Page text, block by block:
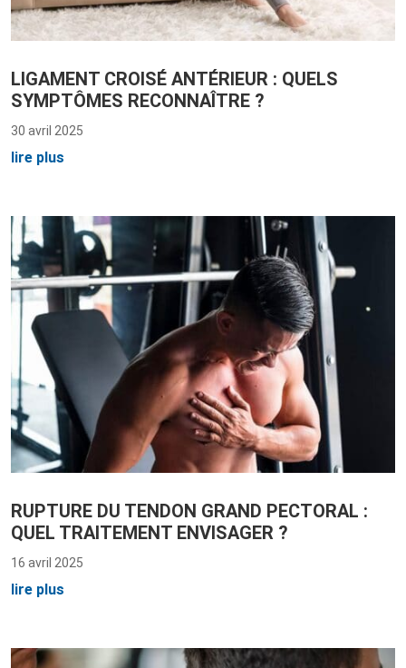
LIGAMENT CROISÉ ANTÉRIEUR : QUELS
SYMPTÔMES RECONNAÎTRE ?
30 avril 2025
lire plus
RUPTURE DU TENDON GRAND PECTORAL :
QUEL TRAITEMENT ENVISAGER ?
16 avril 2025
lire plus